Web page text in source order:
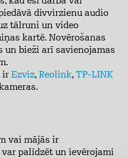
divvirzienu audio
tālruni un video
kartē. Novērošanas
un bieži arī savienojamas
ir Ezviz, Reolink, TP-LINK
vai mājās ir
var palīdzēt un ievērojami